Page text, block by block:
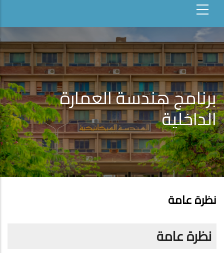
برنامج هندسة العمارة
الداخلية
نظرة عامة
نظرة عامة